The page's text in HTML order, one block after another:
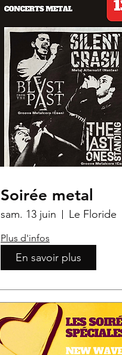
Soirée metal
sam. 13 juin Le Floride
Plus d'infos
En savoir plus